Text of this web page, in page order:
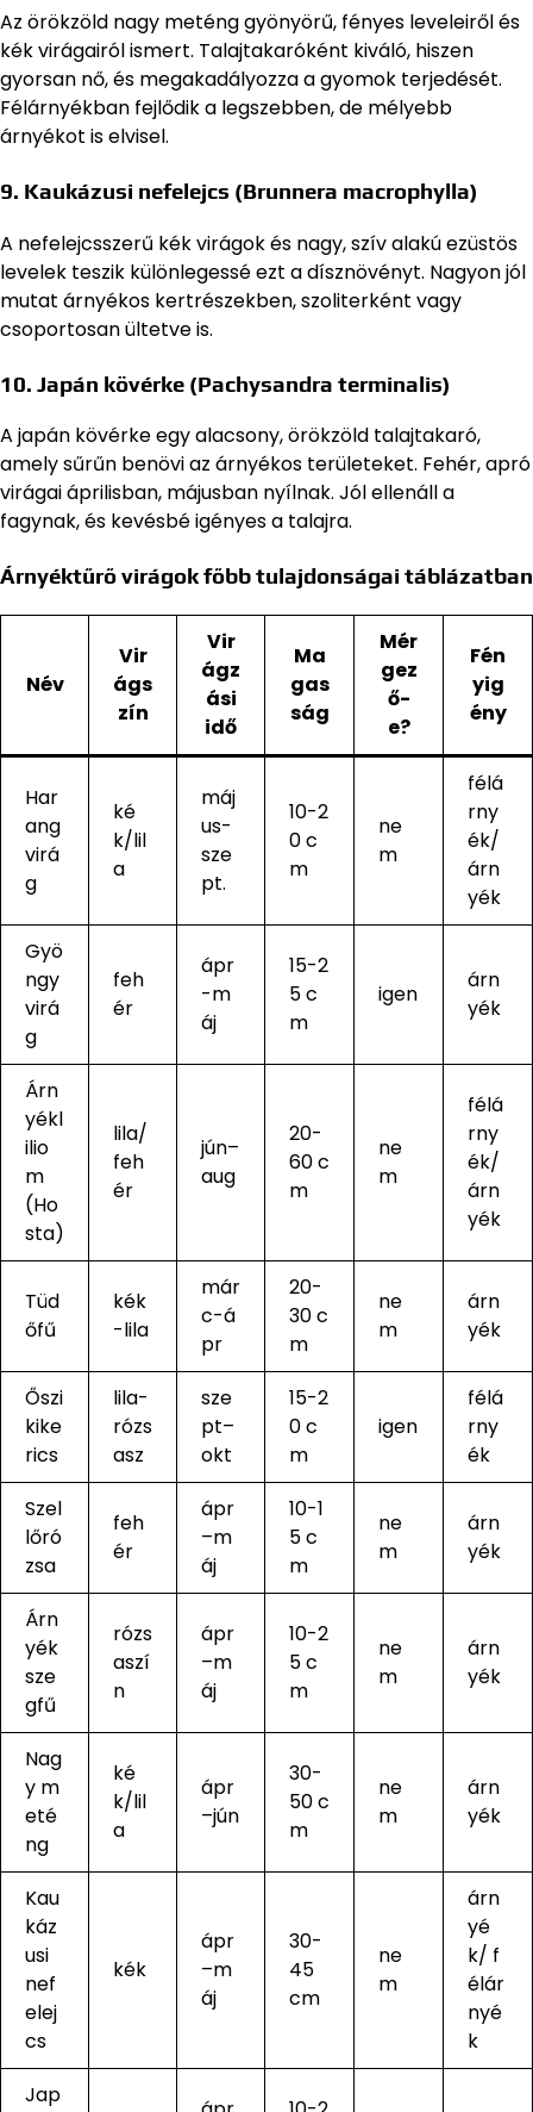
Az örökzöld nagy meténg gyönyörű, fényes leveleiről és
kék virágairól ismert. Talajtakaróként kiváló, hiszen
gyorsan nő, és megakadályozza a gyomok terjedését.
Félárnyékban fejlődik a legszebben, de mélyebb
árnyékot is elvisel.
9. Kaukázusi nefelejcs (Brunnera macrophylla)
A nefelejcsszerű kék virágok és nagy, szív alakú ezüstös
levelek teszik különlegessé ezt a dísznövényt. Nagyon jól
mutat árnyékos kertrészekben, szoliterként vagy
csoportosan ültetve is.
10. Japán kövérke (Pachysandra terminalis)
A japán kövérke egy alacsony, örökzöld talajtakaró,
amely sűrűn benövi az árnyékos területeket. Fehér, apró
virágai áprilisban, májusban nyílnak. Jól ellenáll a
fagynak, és kevésbé igényes a talajra.
Árnyéktűrő virágok főbb tulajdonságai táblázatban
Név
Vir
ágs
zín
Vir
ágz
ási
idő
Ma
gas
ság
Mér
gez
ő-
e?
Fén
yig
ény
Har
ang
virá
g
ké
k/lil
a
máj
us-
sze
pt.
10-2
0 c
m
ne
m
félá
rny
ék/
árn
yék
Gyö
ngy
virá
g
feh
ér
ápr
-m
áj
15-2
5 c
m
igen
árn
yék
Árn
yékl
ilio
m
(Ho
sta)
lila/
feh
ér
jún–
aug
20-
60 c
m
ne
m
félá
rny
ék/
árn
yék
Tüd
őfű
kék
-lila
már
c-á
pr
20-
30 c
m
ne
m
árn
yék
Őszi
kike
rics
lila-
rózs
asz
sze
pt–
okt
15-2
0 c
m
igen
félá
rny
ék
Szel
lőró
zsa
feh
ér
ápr
–m
áj
10-1
5 c
m
ne
m
árn
yék
Árn
yék
sze
gfű
rózs
aszí
n
ápr
–m
áj
10-2
5 c
m
ne
m
árn
yék
Nag
y m
eté
ng
ké
k/lil
a
ápr
–jún
30-
50 c
m
ne
m
árn
yék
Kau
káz
usi
nef
elej
cs
kék
ápr
–m
áj
30-
45
cm
ne
m
árn
yé
k/ f
élár
nyé
k
Jap